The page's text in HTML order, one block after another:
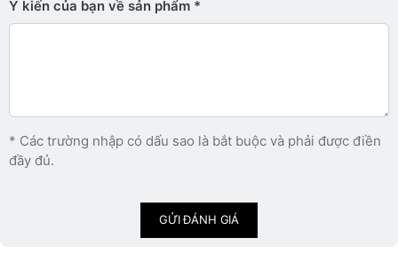
Ý kiến ​​của bạn về sản phẩm
* Các trường nhập có dấu sao là bắt buộc và phải được điền
đầy đủ.
GỬI ĐÁNH GIÁ